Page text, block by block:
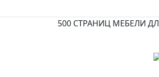
500 СТРАНИЦ МЕБЕЛИ